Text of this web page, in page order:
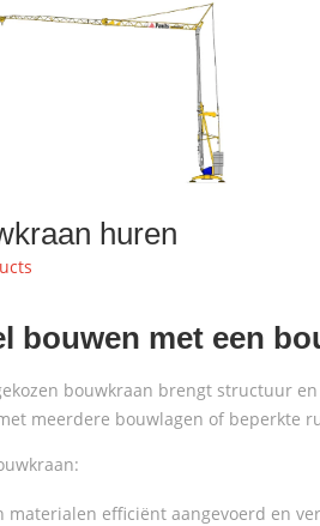
huren
bouwen met een
bouwkraan brengt structuur
meerdere bouwlagen of beperkte
materialen efficiënt aangevoerd en